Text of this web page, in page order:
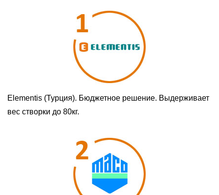
Elementis (Турция). Бюджетное решение. Выдерживает
вес створки до 80кг.